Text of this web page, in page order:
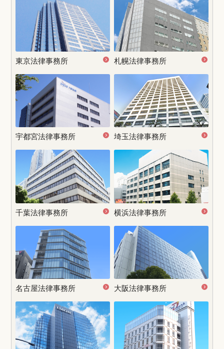
東京法律事務所 札幌法律事務所
宇都宮法律事務所 埼玉法律事務所
千葉法律事務所 横浜法律事務所
名古屋法律事務所 大阪法律事務所